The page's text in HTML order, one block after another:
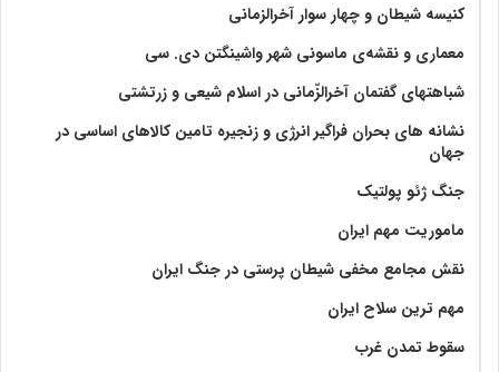
کنیسه شیطان و چهار سوار آخرالزمانی
معماری و نقشه‌ی ماسونی شهر واشينگتن دی. سی
شباهتهای گفتمان آخر‌الزّمانی در اسلام شیعی و زرتشتی
نشانه های بحران فراگیر انرژی و زنجیره تامین کالاهای اساسی در
جهان
جنگ ژئو پولتیک
ماموریت مهم ایران
نقش مجامع مخفی شیطان پرستی در جنگ ایران
مهم ترین سلاح ایران
سقوط تمدن غرب